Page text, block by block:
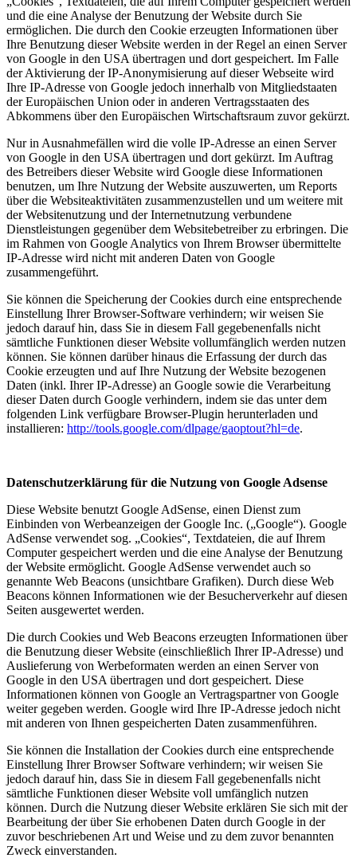
und die eine Analyse der Benutzung der Website durch Sie
ermöglichen. Die durch den Cookie erzeugten Informationen über
Ihre Benutzung dieser Website werden in der Regel an einen Server
von Google in den USA übertragen und dort gespeichert. Im Falle
der Aktivierung der IP-Anonymisierung auf dieser Webseite wird
Ihre IP-Adresse von Google jedoch innerhalb von Mitgliedstaaten
der Europäischen Union oder in anderen Vertragsstaaten des
Abkommens über den Europäischen Wirtschaftsraum zuvor gekürzt.
Nur in Ausnahmefällen wird die volle IP-Adresse an einen Server
von Google in den USA übertragen und dort gekürzt. Im Auftrag
des Betreibers dieser Website wird Google diese Informationen
benutzen, um Ihre Nutzung der Website auszuwerten, um Reports
über die Websiteaktivitäten zusammenzustellen und um weitere mit
der Websitenutzung und der Internetnutzung verbundene
Dienstleistungen gegenüber dem Websitebetreiber zu erbringen. Die
im Rahmen von Google Analytics von Ihrem Browser übermittelte
IP-Adresse wird nicht mit anderen Daten von Google
zusammengeführt.
Sie können die Speicherung der Cookies durch eine entsprechende
Einstellung Ihrer Browser-Software verhindern; wir weisen Sie
jedoch darauf hin, dass Sie in diesem Fall gegebenenfalls nicht
sämtliche Funktionen dieser Website vollumfänglich werden nutzen
können. Sie können darüber hinaus die Erfassung der durch das
Cookie erzeugten und auf Ihre Nutzung der Website bezogenen
Daten (inkl. Ihrer IP-Adresse) an Google sowie die Verarbeitung
dieser Daten durch Google verhindern, indem sie das unter dem
folgenden Link verfügbare Browser-Plugin herunterladen und
installieren: http://tools.google.com/dlpage/gaoptout?hl=de.
Datenschutzerklärung für die Nutzung von Google Adsense
Diese Website benutzt Google AdSense, einen Dienst zum
Einbinden von Werbeanzeigen der Google Inc. („Google“). Google
AdSense verwendet sog. „Cookies“, Textdateien, die auf Ihrem
Computer gespeichert werden und die eine Analyse der Benutzung
der Website ermöglicht. Google AdSense verwendet auch so
genannte Web Beacons (unsichtbare Grafiken). Durch diese Web
Beacons können Informationen wie der Besucherverkehr auf diesen
Seiten ausgewertet werden.
Die durch Cookies und Web Beacons erzeugten Informationen über
die Benutzung dieser Website (einschließlich Ihrer IP-Adresse) und
Auslieferung von Werbeformaten werden an einen Server von
Google in den USA übertragen und dort gespeichert. Diese
Informationen können von Google an Vertragspartner von Google
weiter gegeben werden. Google wird Ihre IP-Adresse jedoch nicht
mit anderen von Ihnen gespeicherten Daten zusammenführen.
Sie können die Installation der Cookies durch eine entsprechende
Einstellung Ihrer Browser Software verhindern; wir weisen Sie
jedoch darauf hin, dass Sie in diesem Fall gegebenenfalls nicht
sämtliche Funktionen dieser Website voll umfänglich nutzen
können. Durch die Nutzung dieser Website erklären Sie sich mit der
Bearbeitung der über Sie erhobenen Daten durch Google in der
zuvor beschriebenen Art und Weise und zu dem zuvor benannten
Zweck einverstanden.